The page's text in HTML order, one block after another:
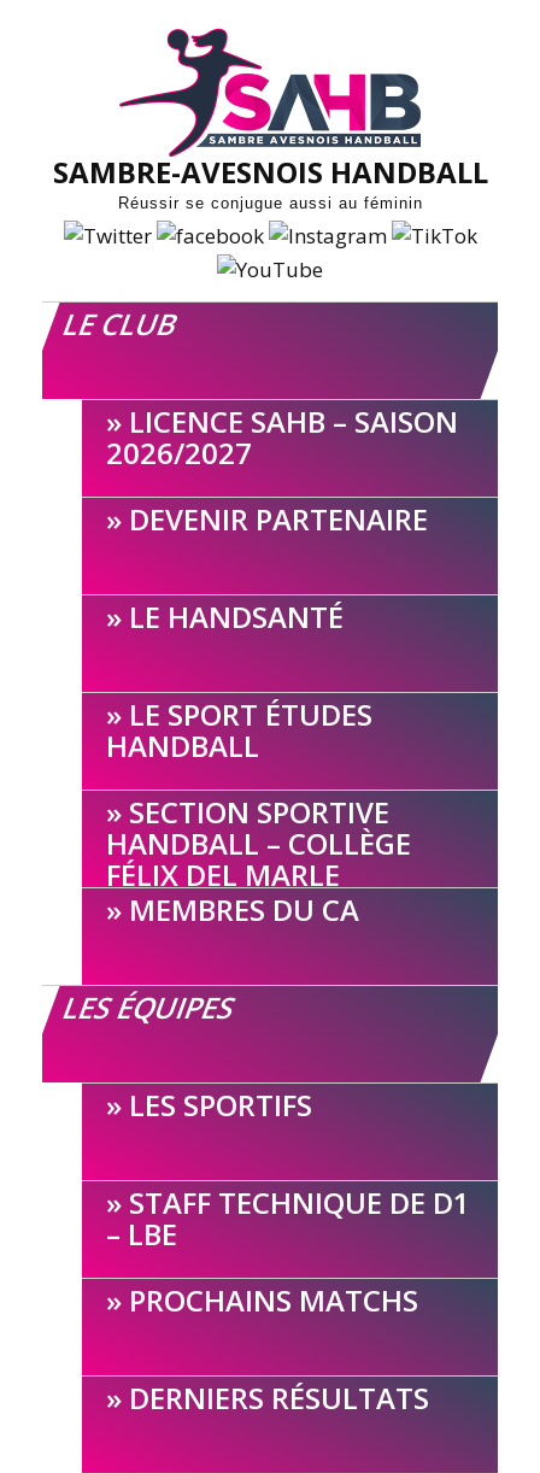
SAMBRE-AVESNOIS HANDBALL
Réussir se conjugue aussi au féminin
LE CLUB
LICENCE SAHB – SAISON
2026/2027
DEVENIR PARTENAIRE
LE HANDSANTÉ
LE SPORT ÉTUDES
HANDBALL
SECTION SPORTIVE
HANDBALL – COLLÈGE
FÉLIX DEL MARLE
MEMBRES DU CA
LES ÉQUIPES
LES SPORTIFS
STAFF TECHNIQUE DE D1
– LBE
PROCHAINS MATCHS
DERNIERS RÉSULTATS